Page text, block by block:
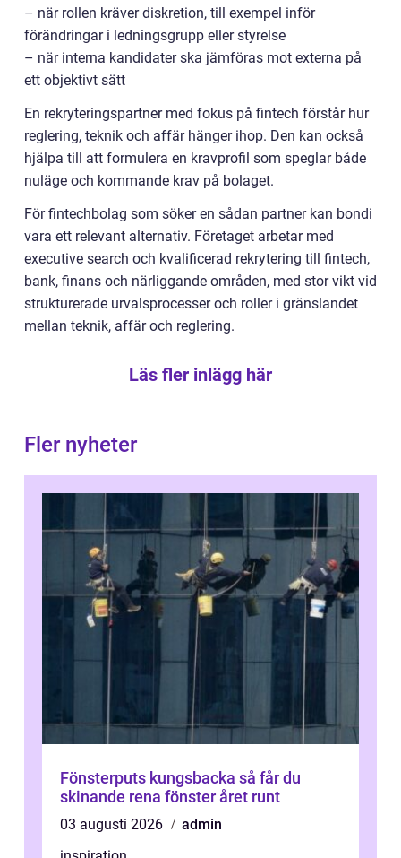
– när rollen kräver diskretion, till exempel inför
förändringar i ledningsgrupp eller styrelse
– när interna kandidater ska jämföras mot externa på
ett objektivt sätt
En rekryteringspartner med fokus på fintech förstår hur
reglering, teknik och affär hänger ihop. Den kan också
hjälpa till att formulera en kravprofil som speglar både
nuläge och kommande krav på bolaget.
För fintechbolag som söker en sådan partner kan bondi
vara ett relevant alternativ. Företaget arbetar med
executive search och kvalificerad rekrytering till fintech,
bank, finans och närliggande områden, med stor vikt vid
strukturerade urvalsprocesser och roller i gränslandet
mellan teknik, affär och reglering.
Läs fler inlägg här
Fler nyheter
Fönsterputs kungsbacka så får du
skinande rena fönster året runt
03 augusti 2026
admin